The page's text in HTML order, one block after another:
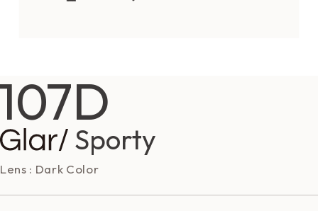
Sporty
Lens : Dark Color